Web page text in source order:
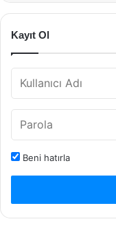
Kayıt Ol
Beni hatırla